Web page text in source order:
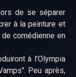
de se séparer
à la peinture et
comédienne en
à l’Olympia
Peu après,